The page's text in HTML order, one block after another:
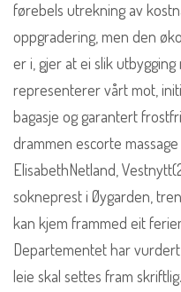
førebels utrekning av
oppgradering, men den
er i, gjer at ei slik
representerer vårt mot,
bagasje og garantert
drammen escorte
ElisabethNetland,
sokneprest i Øygarden,
kan kjem frammed eit
Departementet har
leie skal settes fram